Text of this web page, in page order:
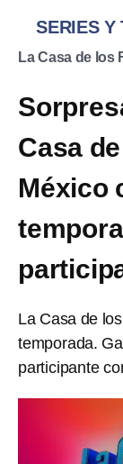
SERIES Y
La Casa de los
Casa
México
La Casa de
temporada.
participante